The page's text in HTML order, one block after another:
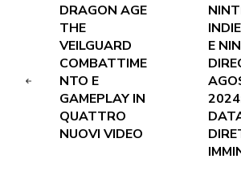
DRAGON AGE
THE
VEILGUARD
COMBATTIME
NTO E
GAMEPLAY IN
QUATTRO
NUOVI VIDEO
E